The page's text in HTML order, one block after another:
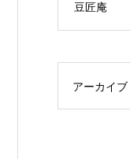
豆匠庵
アーカイブ